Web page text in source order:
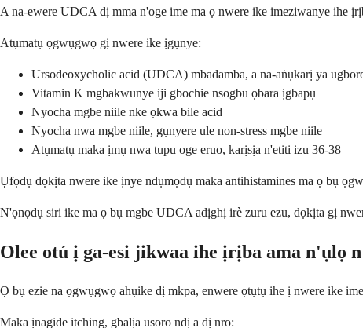
A na-ewere UDCA dị mma n'oge ime ma ọ nwere ike imeziwanye ihe
Atụmatụ ọgwụgwọ gị nwere ike ịgụnye:
Ursodeoxycholic acid (UDCA) mbadamba, a na-aṅụkarị ya
Vitamin K mgbakwunye iji gbochie nsogbu ọbara ịgbapụ
Nyocha mgbe niile nke ọkwa bile acid
Nyocha nwa mgbe niile, gụnyere ule non-stress mgbe niile
Atụmatụ maka ịmụ nwa tupu oge eruo, karịsịa n'etiti izu 36-38
Ụfọdụ dọkịta nwere ike ịnye ndụmọdụ maka antihistamines ma ọ bụ
N'ọnọdụ siri ike ma ọ bụ mgbe UDCA adịghị irè zuru ezu, dọkịta gị
Olee otú ị ga-esi jikwaa ihe ịrịba ama n'ụlọ
Ọ bụ ezie na ọgwụgwọ ahụike dị mkpa, enwere ọtụtụ ihe ị nwere ike
Maka ịnagide itching, gbalịa usoro ndị a dị nro: